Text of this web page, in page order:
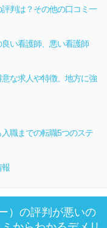
判は？その他の口コミ一
い看護師、悪い看護師
な求人や特徴、地方に強
職までの転職5つのステ
報
）の評判が悪いの